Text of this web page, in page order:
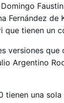
Fernández
que tienen un
versiones
Argentino
una